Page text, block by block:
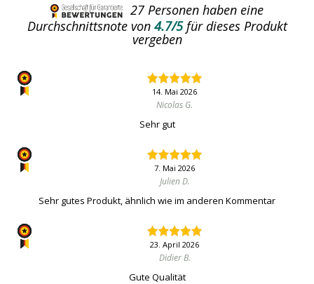
27 Personen haben eine
Durchschnittsnote von4.7/5für dieses Produkt
vergeben
14. Mai 2026
Nicolas G.
Sehr gut
7. Mai 2026
Julien D.
Sehr gutes Produkt, ähnlich wie im anderen Kommentar
23. April 2026
Didier B.
Gute Qualität